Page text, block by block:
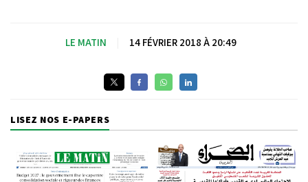
LE MATIN 14 FÉVRIER 2018 À 20:49
LISEZ NOS E-PAPERS